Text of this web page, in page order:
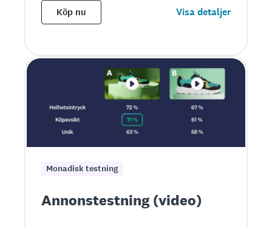
Köp nu Visa detaljer
Monadisk testning
Annonstestning (video)